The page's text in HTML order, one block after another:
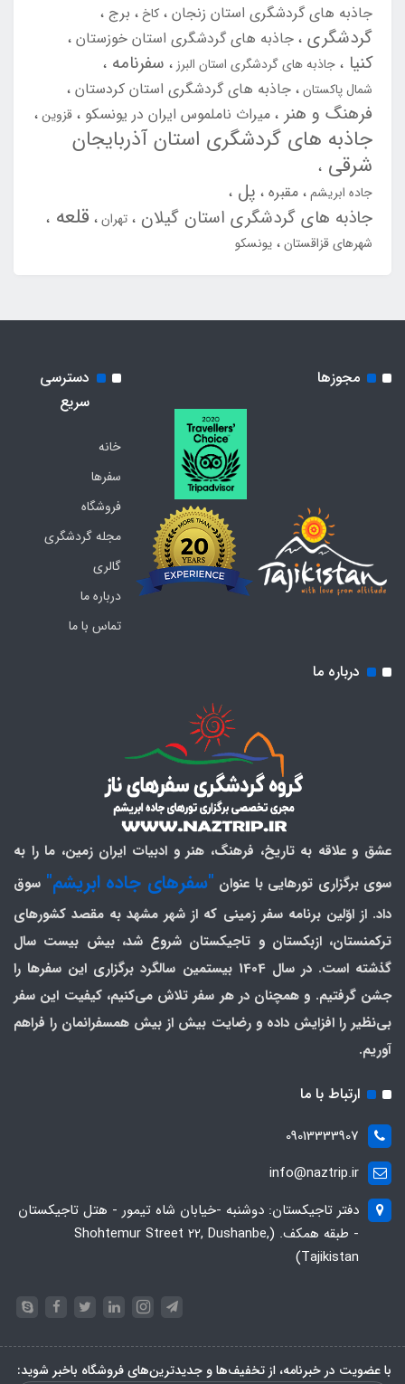
جاذبه های گردشگری استان زنجان
کاخ برج
گردشگری جاذبه های گردشگری استان خوزستان
کنیا جاذبه های گردشگری استان البرز سفرنامه
شمال پاکستان جاذبه های گردشگری استان کردستان
فرهنگ و هنر میراث ناملموس ایران در یونسکو قزوین
جاذبه های گردشگری استان آذربایجان
شرقی
جاده ابریشم مقبره پل
جاذبه های گردشگری استان گیلان
تهران قلعه
شهرهای قزاقستان یونسکو
مجوزها
دسترسی
سریع
خانه
سفرها
فروشگاه
مجله گردشگری
گالری
درباره ما
تماس با ما
درباره ما
عشق و علاقه به تاریخ، فرهنگ، هنر و ادبیات ایران زمین، ما را به
سوی برگزاری تورهایی با عنوان "سفرهای جاده ابریشم" سوق
داد. از اوّلین برنامه سفر زمینی که از شهر مشهد به مقصد کشورهای
ترکمنستان، ازبکستان و تاجیکستان شروع شد، بیش بیست سال
گذشته است. در سال 1404 بیستمین سالگرد برگزاری این سفرها را
جشن گرفتیم. و همچنان در هر سفر تلاش می‌کنیم، کیفیت این سفر
بی‌نظیر را افزایش داده و رضایت بیش از بیش همسفرانمان را فراهم
آوریم.
ارتباط با ما
09013333907
info@naztrip.ir
دفتر تاجیکستان: دوشنبه -خیابان شاه تیمور - هتل تاجیکستان
- طبقه همکف. (Shohtemur Street 22, Dushanbe,
Tajikistan)
با عضویت در خبرنامه، از تخفیف‌ها و جدیدترین‌های فروشگاه باخبر شوید: